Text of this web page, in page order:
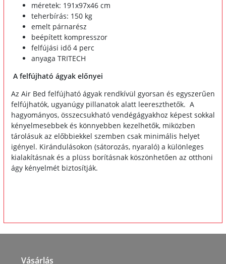
méretek: 191x97x46 cm
teherbírás: 150 kg
emelt párnarész
beépített kompresszor
felfújási idő 4 perc
anyaga TRITECH
A felfújható ágyak előnyei
Az Air Bed felfújható ágyak rendkívül gyorsan és egyszerűen
felfújhatók, ugyanúgy pillanatok alatt leereszthetők. A
hagyományos, összecsukható vendégágyakhoz képest sokkal
kényelmesebbek és könnyebben kezelhetők, miközben
tárolásuk az előbbiekkel szemben csak minimális helyet
igényel. Kirándulásokon (sátorozás, nyaraló) a különleges
kialakításnak és a plüss borításnak köszönhetően az otthoni
ágy kényelmét biztosítják.
Vásárlás